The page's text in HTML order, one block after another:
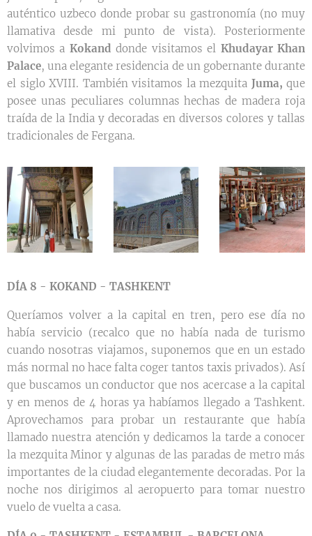
auténtico uzbeco donde probar su gastronomía (no muy
llamativa desde mi punto de vista). Posteriormente
volvimos a Kokanddonde visitamos el Khudayar Khan
Palace, una elegante residencia de un gobernante durante
el siglo XVIII. También visitamos la mezquita Juma, que
posee unas peculiares columnas hechas de madera roja
traída de la India y decoradas en diversos colores y tallas
tradicionales de Fergana.
DÍA 8 - KOKAND - TASHKENT
Queríamos volver a la capital en tren, pero ese día no
había servicio (recalco que no había nada de turismo
cuando nosotras viajamos, suponemos que en un estado
más normal no hace falta coger tantos taxis privados). Así
que buscamos un conductor que nos acercase a la capital
y en menos de 4 horas ya habíamos llegado a Tashkent.
Aprovechamos para probar un restaurante que había
llamado nuestra atención y dedicamos la tarde a conocer
la mezquita Minor y algunas de las paradas de metro más
importantes de la ciudad elegantemente decoradas. Por la
noche nos dirigimos al aeropuerto para tomar nuestro
vuelo de vuelta a casa.